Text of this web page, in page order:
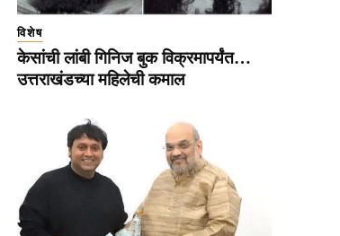
विशेष
केसांची लांबी गिनिज बुक विक्रमापर्यंत…
उत्तराखंडच्या महिलेची कमाल